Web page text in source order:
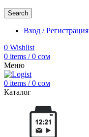
Search
Вход / Регистрация
0 Wishlist
0 items / 0 сом
Меню
0 items / 0 сом
Каталог